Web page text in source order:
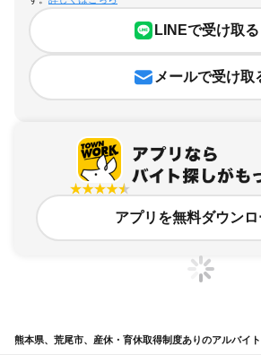
LINEで受け取る
メールで受け取
アプリを無料ダウンロ
熊本県、荒尾市、産休・育休取得制度ありのアルバイ